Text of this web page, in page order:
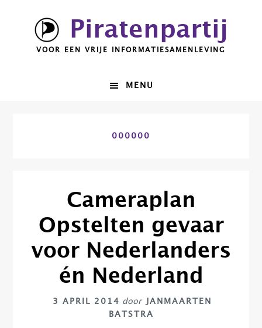
hoofdnavigatie
Piratenpartij
VOOR EEN VRIJE INFORMATIESAMENLEVING
MENU
000000
Cameraplan
Opstelten gevaar
voor Nederlanders
én Nederland
3 APRIL 2014 door
JANMAARTEN
BATSTRA